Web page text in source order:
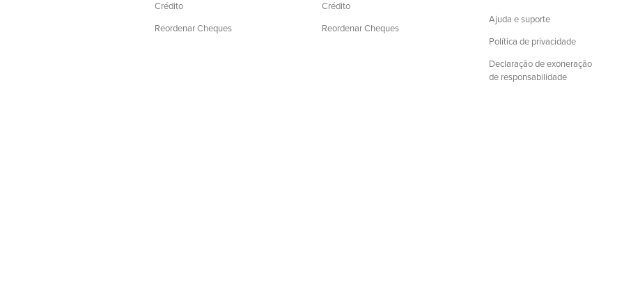
Crédito
Reordenar Cheques
Crédito
Reordenar Cheques
Ajuda e suporte
Política de privacidade
Declaração de exoneração
de responsabilidade